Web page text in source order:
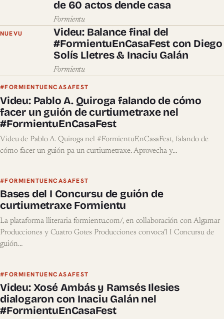
de 60 actos dende casa
Formientu
NUEVU
Videu: Balance final del
#FormientuEnCasaFest con Diego
Solís Lletres & Inaciu Galán
Formientu
#FORMIENTUENCASAFEST
Videu: Pablo A. Quiroga falando de cómo
facer un guión de curtiumetraxe nel
#FormientuEnCasaFest
Videu de Pablo A. Quiroga nel #FormientuEnCasaFest, falando de
cómo facer un guión pa un curtiumetraxe. Aprovecha y…
#FORMIENTUENCASAFEST
Bases del I Concursu de guión de
curtiumetraxe Formientu
La plataforma lliteraria formientu.com/, en collaboración con Algamar
Producciones y Cuatro Gotes Producciones convoca’l I Concursu de
guión…
#FORMIENTUENCASAFEST
Videu: Xosé Ambás y Ramsés Ilesies
dialogaron con Inaciu Galán nel
#FormientuEnCasaFest